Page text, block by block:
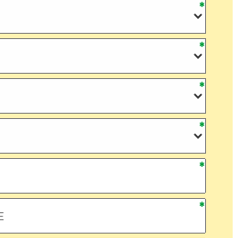
*
*
*
*
*
*